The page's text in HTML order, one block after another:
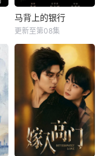
马背上的银行
更新至第08集